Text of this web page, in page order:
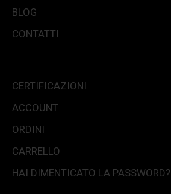
BLOG
CONTATTI
CERTIFICAZIONI
ACCOUNT
ORDINI
CARRELLO
HAI DIMENTICATO LA PASSWORD?